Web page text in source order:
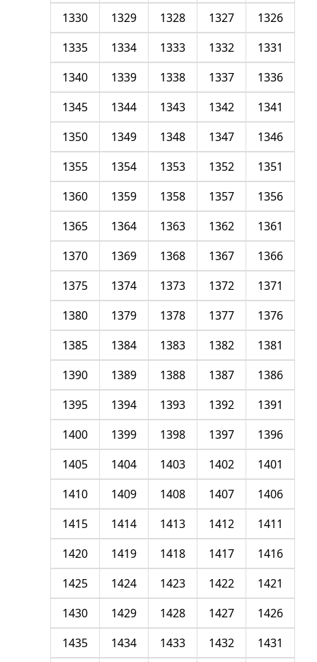
1326
1327
1328
1329
1330
1331
1332
1333
1334
1335
1336
1337
1338
1339
1340
1341
1342
1343
1344
1345
1346
1347
1348
1349
1350
1351
1352
1353
1354
1355
1356
1357
1358
1359
1360
1361
1362
1363
1364
1365
1366
1367
1368
1369
1370
1371
1372
1373
1374
1375
1376
1377
1378
1379
1380
1381
1382
1383
1384
1385
1386
1387
1388
1389
1390
1391
1392
1393
1394
1395
1396
1397
1398
1399
1400
1401
1402
1403
1404
1405
1406
1407
1408
1409
1410
1411
1412
1413
1414
1415
1416
1417
1418
1419
1420
1421
1422
1423
1424
1425
1426
1427
1428
1429
1430
1431
1432
1433
1434
1435